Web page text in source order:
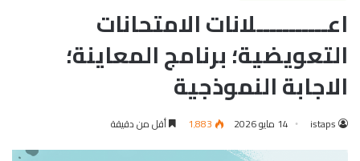
اعـــــــــــلانات الامتحانات
التعويضية؛ برنامج المعاينة؛
الاجابة النموذجية
istaps 14 مايو 2026 1٬883 أقل من دقيقة